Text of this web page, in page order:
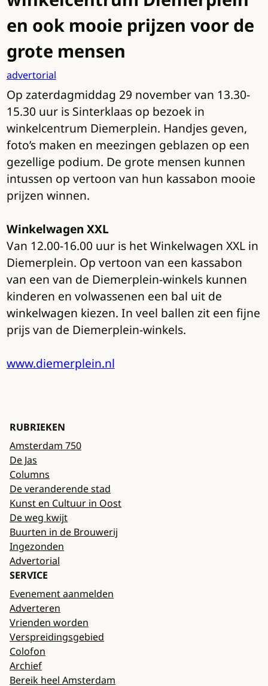
en ook mooie prijzen voor de
grote mensen
advertorial
Op zaterdagmiddag 29 november van 13.30-
15.30 uur is Sinterklaas op bezoek in
winkelcentrum Diemerplein. Handjes geven,
foto’s maken en meezingen geblazen op een
gezellige podium. De grote mensen kunnen
intussen op vertoon van hun kassabon mooie
prijzen winnen.
Winkelwagen XXL
Van 12.00-16.00 uur is het Winkelwagen XXL in
Diemerplein. Op vertoon van een kassabon
van een van de Diemerplein-winkels kunnen
kinderen en volwassenen een bal uit de
winkelwagen kiezen. In veel ballen zit een fijne
prijs van de Diemerplein-winkels.
www.diemerplein.nl
RUBRIEKEN
Amsterdam 750
De Jas
Columns
De veranderende stad
Kunst en Cultuur in Oost
De weg kwijt
Buurten in de Brouwerij
Ingezonden
Advertorial
SERVICE
Evenement aanmelden
Adverteren
Vrienden worden
Verspreidingsgebied
Colofon
Archief
Bereik heel Amsterdam